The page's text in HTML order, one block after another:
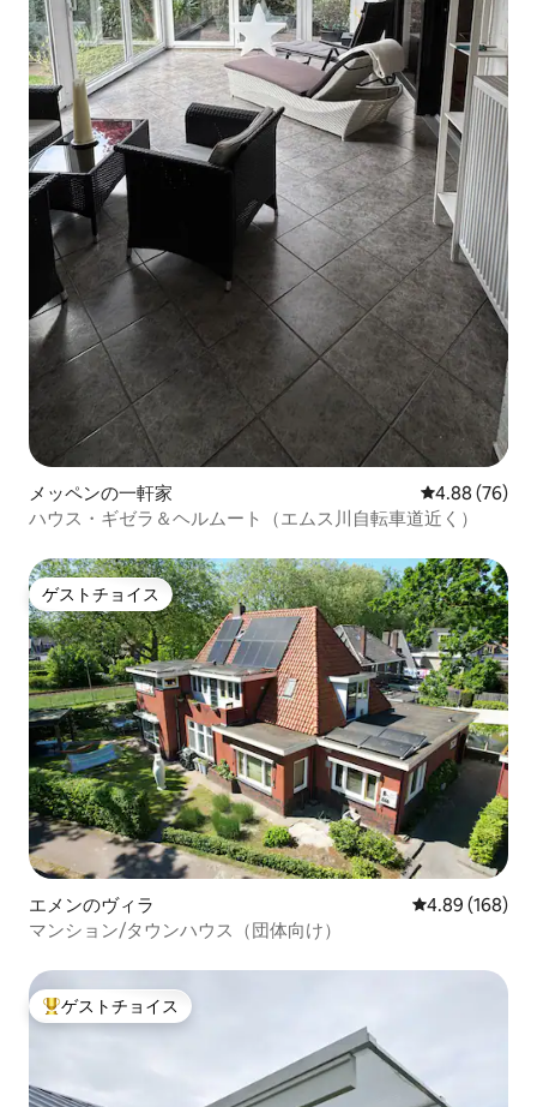
メッペンの一軒家 レビュー76
4.88 (76)
ハウス・ギゼラ＆ヘルムート（エムス川自転車道近く）
ゲストチョイス
ゲストチョイス
エメンのヴィラ レビュー168
4.89 (168)
マンション/タウンハウス（団体向け）
大好評のゲストチョイスです。
ゲストチョイス